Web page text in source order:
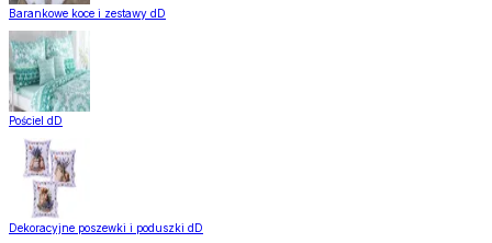
Barankowe koce i zestawy dD
Pościel dD
Dekoracyjne poszewki i poduszki dD